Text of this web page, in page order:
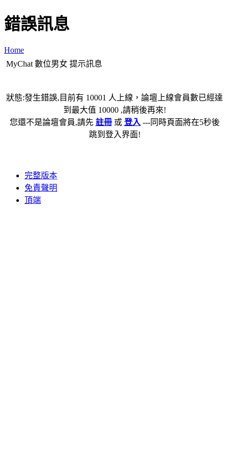
錯誤訊息
Home
MyChat 數位男女 提示訊息
狀態:發生錯誤,目前有 10001 人上線，論壇上線會員數已經達
到最大值 10000 ,請稍後再來!
您還不是論壇會員,請先 註冊或 登入 ---同時頁面將在5秒後
跳到登入界面!
完整版本
免責聲明
頂端